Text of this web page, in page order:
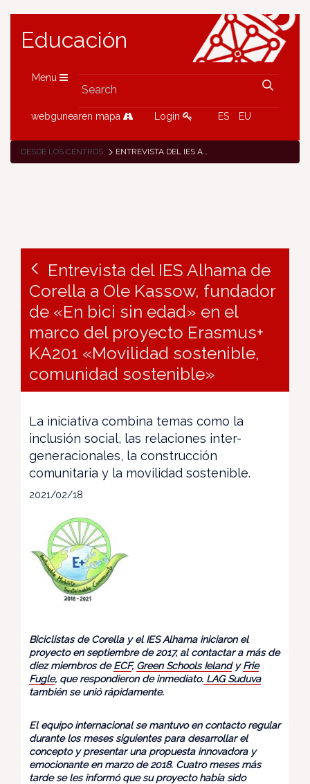
Educación
Menu
webgunearen mapa Login ES EU
DESDE LOS CENTROS ENTREVISTA DEL IES ALHAMA DE CORELLA A OLE KASSOW, FUNDADOR DE «EN BICI SIN EDAD» EN EL MARCO DEL PROYECTO ERASMUS+ KA201 «MOVILIDAD SOSTENIBLE, COMUNIDAD SOSTENIBLE»
Entrevista del IES Alhama de
Corella a Ole Kassow, fundador
de «En bici sin edad» en el
marco del proyecto Erasmus+
KA201 «Movilidad sostenible,
comunidad sostenible»
La iniciativa combina temas como la
inclusión social, las relaciones inter-
generacionales, la construcción
comunitaria y la movilidad sostenible.
2021/02/18
Biciclistas de Corella y el IES Alhama iniciaron el
proyecto en septiembre de 2017, al contactar a más de
diez miembros deECF, Green Schools IelandyFrie
Fugle, que respondieron de inmediato. LAG Suduva
también se unió rápidamente.
El equipo internacional se mantuvo en contacto regular
durante los meses siguientes para desarrollar el
concepto y presentar una propuesta innovadora y
emocionante en marzo de 2018. Cuatro meses más
tarde se les informó que su proyecto había sido